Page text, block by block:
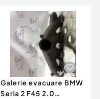
Galerie evacuare BMW
Seria 2 F45 2.0